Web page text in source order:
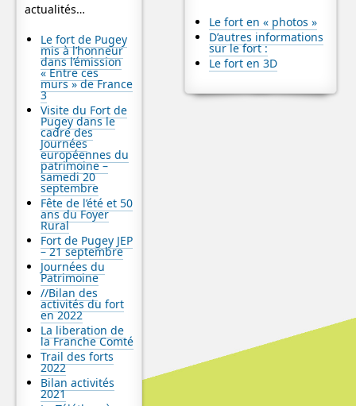
Le fort en « photos »
D’autres informations
sur le fort :
Le fort en 3D
actualités…
Le fort de Pugey
mis à l’honneur
dans l’émission
« Entre ces
murs » de France
3
Visite du Fort de
Pugey dans le
cadre des
Journées
européennes du
patrimoine –
samedi 20
septembre
Fête de l’été et 50
ans du Foyer
Rural
Fort de Pugey JEP
– 21 septembre
Journées du
Patrimoine
//Bilan des
activités du fort
en 2022
La liberation de
la Franche Comté
Trail des forts
2022
Bilan activités
2021